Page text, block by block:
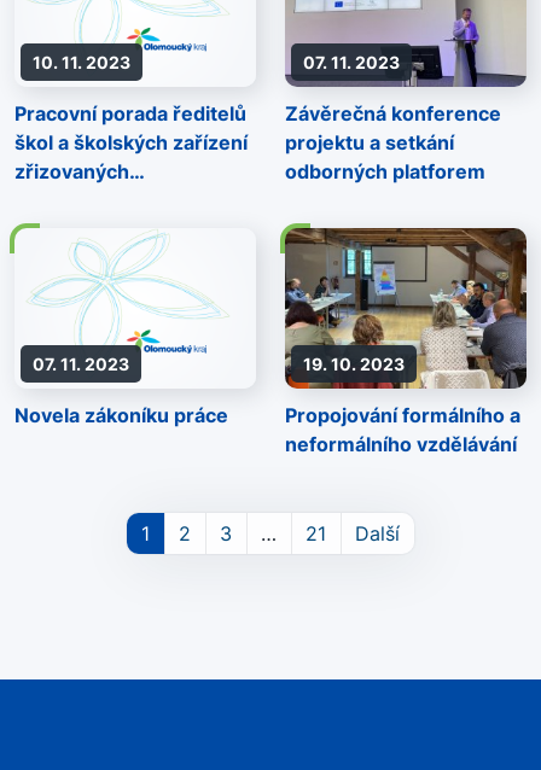
10. 11. 2023
Pracovní porada ředitelů
škol a školských zařízení
zřizovaných
07. 11. 2023
Závěrečná konference
projektu a setkání
odborných platforem
07. 11. 2023
Novela zákoníku práce
19. 10. 2023
Propojování formálního a
neformálního vzdělávání
1 2 3 … 21 Další